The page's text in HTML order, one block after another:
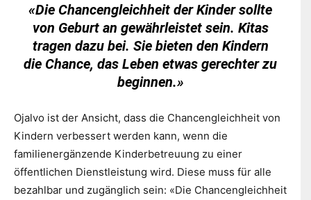
«Die Chancengleichheit der Kinder sollte
von Geburt an gewährleistet sein. Kitas
tragen dazu bei. Sie bieten den Kindern
die Chance, das Leben etwas gerechter zu
beginnen.»
Ojalvo ist der Ansicht, dass die Chancengleichheit von
Kindern verbessert werden kann, wenn die
familienergänzende Kinderbetreuung zu einer
öffentlichen Dienstleistung wird. Diese muss für alle
bezahlbar und zugänglich sein: «Die Chancengleichheit